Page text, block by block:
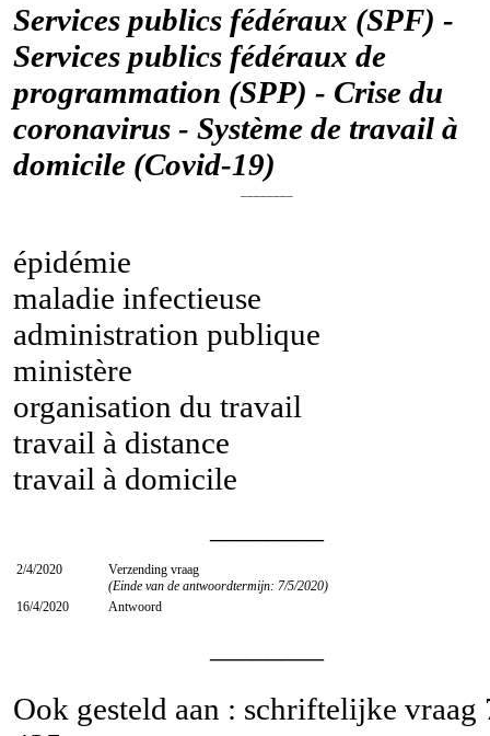
Services publics fédéraux (SPF) -
Services publics fédéraux de
programmation (SPP) - Crise du
coronavirus - Système de travail à
domicile (Covid-19)
épidémie
maladie infectieuse
administration publique
ministère
organisation du travail
travail à distance
travail à domicile
2/4/2020
Verzending vraag
(Einde van de antwoordtermijn: 7/5/2020)
16/4/2020
Antwoord
Ook gesteld aan : schriftelijke vraag